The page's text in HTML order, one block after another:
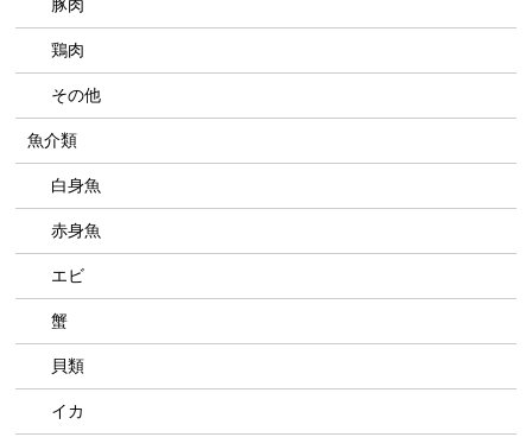
豚肉
鶏肉
その他
魚介類
白身魚
赤身魚
エビ
蟹
貝類
イカ